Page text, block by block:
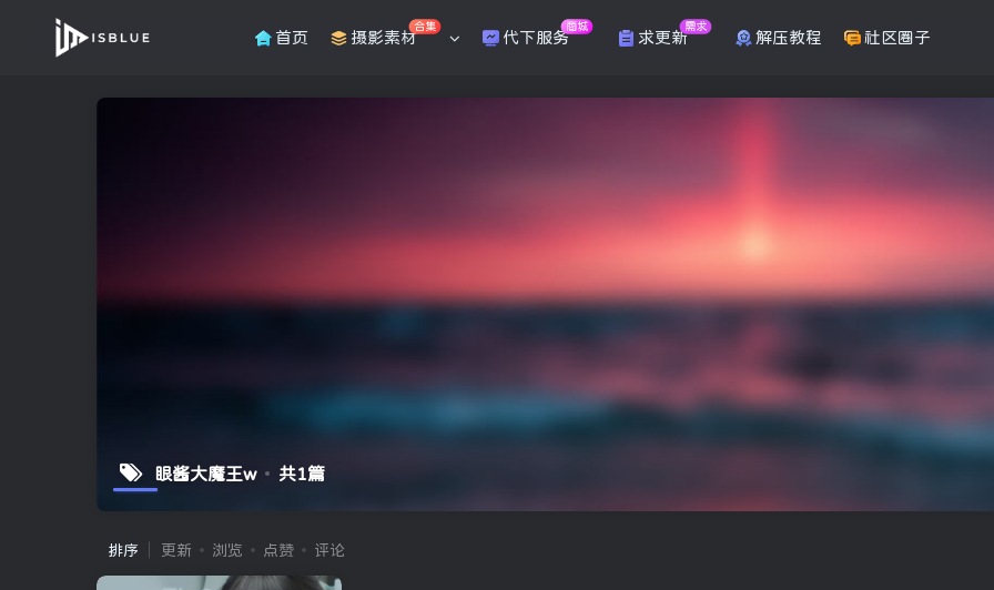
首页 摄影素材
合集
代下服务
商城
求更新
需求
解压教程 社区圈子
眼酱大魔王w 共1篇
排序 更新 浏览 点赞 评论